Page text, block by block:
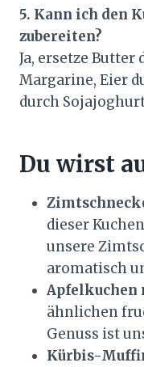
5. Kann ich den
zubereiten?
Ja, ersetze
Margarine, Eier
durch
Du wirst
dieser
unsere
aromatisch
Apfelkuchen
ähnlichen
Genuss ist
Kürbis-